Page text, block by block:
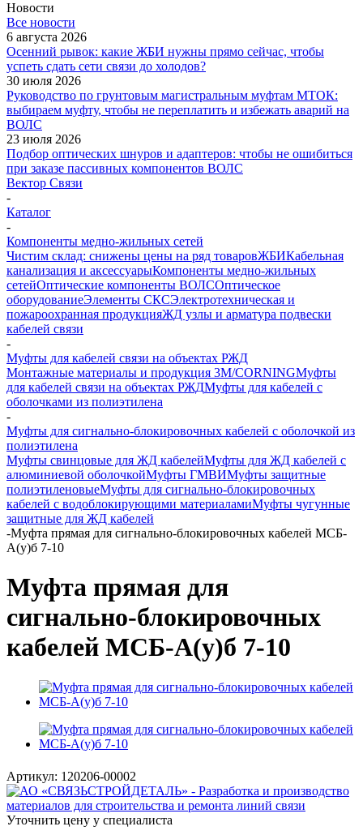
Новости
Все новости
6 августа 2026
Осенний рывок: какие ЖБИ нужны прямо сейчас, чтобы
успеть сдать сети связи до холодов?
30 июля 2026
Руководство по грунтовым магистральным муфтам МТОК:
выбираем муфту, чтобы не переплатить и избежать аварий на
ВОЛС
23 июля 2026
Подбор оптических шнуров и адаптеров: чтобы не ошибиться
при заказе пассивных компонентов ВОЛС
Вектор Связи
-
Каталог
-
Компоненты медно-жильных сетей
Чистим склад: снижены цены на ряд товаровЖБИКабельная
канализация и аксессуарыКомпоненты медно-жильных
сетейОптические компоненты ВОЛСОптическое
оборудованиеЭлементы СКСЭлектротехническая и
пожароохранная продукцияЖД узлы и арматура подвески
кабелей связи
-
Муфты для кабелей связи на объектах РЖД
Монтажные материалы и продукция 3M/CORNINGМуфты
для кабелей связи на объектах РЖДМуфты для кабелей с
оболочками из полиэтилена
-
Муфты для сигнально-блокировочных кабелей с оболочкой из
полиэтилена
Муфты свинцовые для ЖД кабелейМуфты для ЖД кабелей с
алюминиевой оболочкойМуфты ГМВИМуфты защитные
полиэтиленовыеМуфты для сигнально-блокировочных
кабелей с водоблокирующими материаламиМуфты чугунные
защитные для ЖД кабелей
-Муфта прямая для сигнально-блокировочных кабелей МСБ-
А(у)б 7-10
Муфта прямая для
сигнально-блокировочных
кабелей МСБ-А(у)б 7-10
Артикул: 120206-00002
Уточнить цену у специалиста